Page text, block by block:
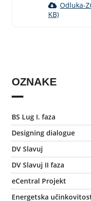
Odluka-
KB)
OZNAKE
BS Lug I. faza
Designing dialogue
DV Slavuj
DV Slavuj II faza
eCentral Projekt
Energetska